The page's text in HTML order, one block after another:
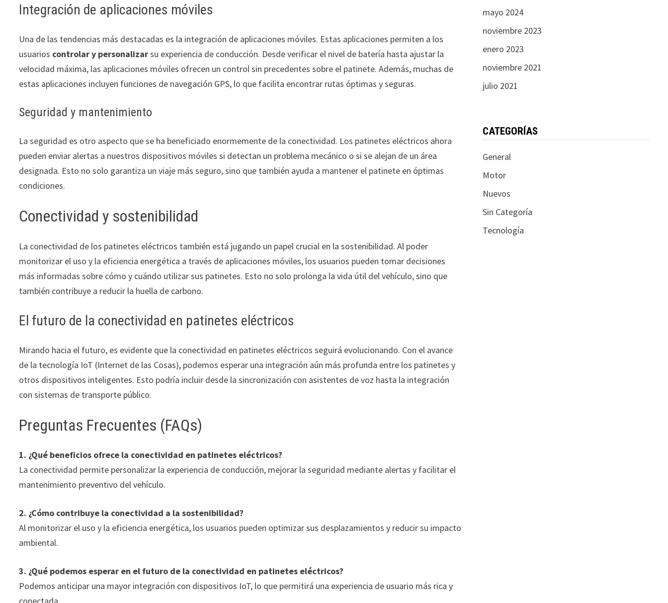
Integración de aplicaciones móviles
Una de las tendencias más destacadas es la integración de aplicaciones móviles. Estas aplicaciones permiten a los
usuarios controlar y personalizarsu experiencia de conducción. Desde verificar el nivel de batería hasta ajustar la
velocidad máxima, las aplicaciones móviles ofrecen un control sin precedentes sobre el patinete. Además, muchas de
estas aplicaciones incluyen funciones de navegación GPS, lo que facilita encontrar rutas óptimas y seguras.
Seguridad y mantenimiento
La seguridad es otro aspecto que se ha beneficiado enormemente de la conectividad. Los patinetes eléctricos ahora
pueden enviar alertas a nuestros dispositivos móviles si detectan un problema mecánico o si se alejan de un área
designada. Esto no solo garantiza un viaje más seguro, sino que también ayuda a mantener el patinete en óptimas
condiciones.
Conectividad y sostenibilidad
La conectividad de los patinetes eléctricos también está jugando un papel crucial en la sostenibilidad. Al poder
monitorizar el uso y la eficiencia energética a través de aplicaciones móviles, los usuarios pueden tomar decisiones
más informadas sobre cómo y cuándo utilizar sus patinetes. Esto no solo prolonga la vida útil del vehículo, sino que
también contribuye a reducir la huella de carbono.
El futuro de la conectividad en patinetes eléctricos
Mirando hacia el futuro, es evidente que la conectividad en patinetes eléctricos seguirá evolucionando. Con el avance
de la tecnología IoT (Internet de las Cosas), podemos esperar una integración aún más profunda entre los patinetes y
otros dispositivos inteligentes. Esto podría incluir desde la sincronización con asistentes de voz hasta la integración
con sistemas de transporte público.
Preguntas Frecuentes (FAQs)
1. ¿Qué beneficios ofrece la conectividad en patinetes eléctricos?
La conectividad permite personalizar la experiencia de conducción, mejorar la seguridad mediante alertas y facilitar el
mantenimiento preventivo del vehículo.
2. ¿Cómo contribuye la conectividad a la sostenibilidad?
Al monitorizar el uso y la eficiencia energética, los usuarios pueden optimizar sus desplazamientos y reducir su impacto
ambiental.
3. ¿Qué podemos esperar en el futuro de la conectividad en patinetes eléctricos?
Podemos anticipar una mayor integración con dispositivos IoT, lo que permitirá una experiencia de usuario más rica y
mayo 2024
noviembre 2023
enero 2023
noviembre 2021
julio 2021
CATEGORÍAS
General
Motor
Nuevos
Sin Categoría
Tecnología